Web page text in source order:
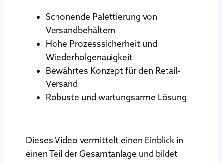
Schonende Palettierung von
Versandbehältern
Hohe Prozesssicherheit und
Wiederholgenauigkeit
Bewährtes Konzept für den Retail-
Versand
Robuste und wartungsarme Lösung
Dieses Video vermittelt einen Einblick in
einen Teil der Gesamtanlage und bildet